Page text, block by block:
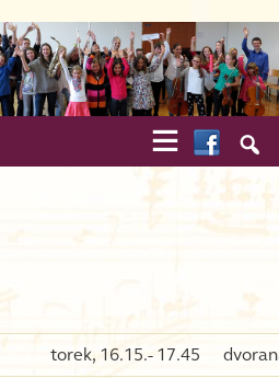


torek, 16.15.- 17.45